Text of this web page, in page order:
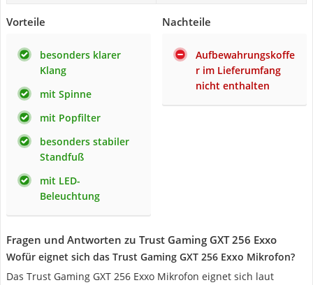
Vorteile
besonders klarer
Klang
mit Spinne
mit Popfilter
besonders stabiler
Standfuß
mit LED-
Beleuchtung
Nachteile
Aufbewahrungskoffe
r im Lieferumfang
nicht enthalten
Fragen und Antworten zu Trust Gaming GXT 256 Exxo
Wofür eignet sich das Trust Gaming GXT 256 Exxo Mikrofon?
Das Trust Gaming GXT 256 Exxo Mikrofon eignet sich laut